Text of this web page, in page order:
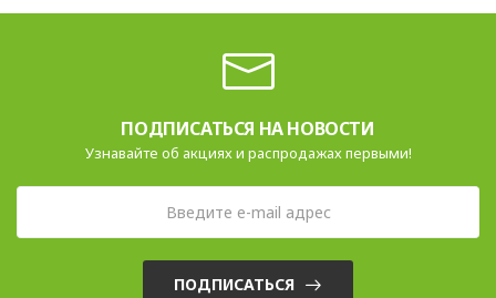
ПОДПИСАТЬСЯ НА НОВОСТИ
Узнавайте об акциях и распродажах первыми!
ПОДПИСАТЬСЯ